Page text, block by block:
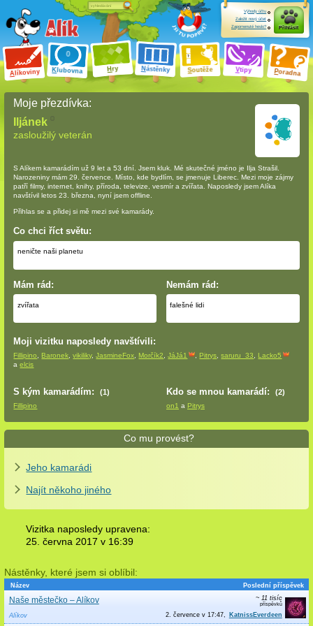
Alíkoviny Klubovna Hry Nástěnky Soutěže Vtipy Poradna
Výhody účtu
Založit nový účet
Zapomenuté heslo?
Přihlásit
Moje přezdívka:
Iljánek
zasloužilý veterán
S Alíkem kamarádímuž 9 let a 53 dní . Jsem kluk. Mé skutečné jméno je Ilja Strašil.
Narozeniny mám 29. července. Místo, kde bydlím, se jmenuje Liberec. Mezi moje zájmy
patří filmy, internet, knihy, příroda, televize, vesmír a zvířata. Naposledy jsem Alíka
navštívil letos 23. března, nyní jsem offline.
Přihlas se a přidej si mě mezi své kamarády.
Co chci říct světu:
neničte naši planetu
Mám rád:
zvířata
Nemám rád:
falešné lidi
Moji vizitku naposledy navštívili:
Fillipino Baronek ,vikiliky,JasmineFox Morčík2 ,JáJá1 Pitrys ,saruru_33
Lacko5
aelcis
S kým kamarádím:(1)
Fillipino
Kdo se mnou kamarádí: (2)
on1 a Pitrys
Co mu provést?
Jeho kamarádi
Najít někoho jiného
Vizitka naposledy upravena:
25. června 2017 v 16:39
Nástěnky, které jsem si oblíbil:
Název Poslední příspěvek
Alíkov
Naše městečko – Alíkov ~ 11 tisíc
KatnissEverdeen
2. července v 17:47